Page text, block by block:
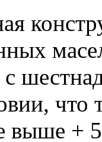
что
выше +